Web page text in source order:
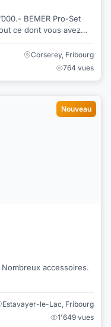
Corserey, Fribourg
764 vues
Nouveau
accessoires.
Estavayer-le-Lac, Fribourg
1'649 vues